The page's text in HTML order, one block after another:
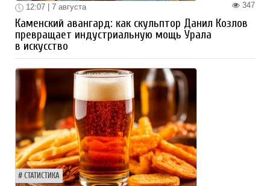
347
12:07 | 7 августа
Каменский авангард: как скульптор Данил Козлов
превращает индустриальную мощь Урала
в искусство
СТАТИСТИКА